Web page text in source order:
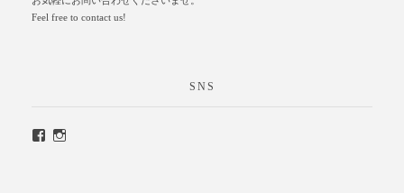
Feel free to contact us!
SNS